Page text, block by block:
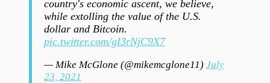
country's economic ascent, we believe,
while extolling the value of the U.S.
dollar and Bitcoin.
pic.twitter.com/gI3rNjC9X7
— Mike McGlone (@mikemcglone11) July
23, 2021